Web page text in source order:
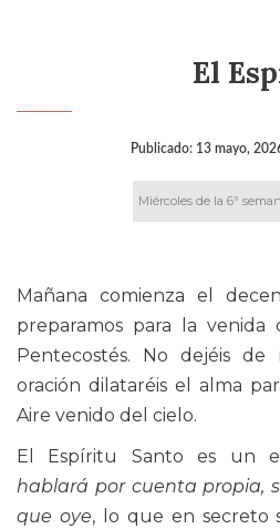
El
Publicado: 13 mayo,
Miércoles de la 6ª
Mañana comienza el
preparamos para la
Pentecostés. No dejéis
oración dilataréis el alma
Aire venido del cielo.
El Espíritu Santo es un
hablará por cuenta propia,
que oye, lo que en secreto